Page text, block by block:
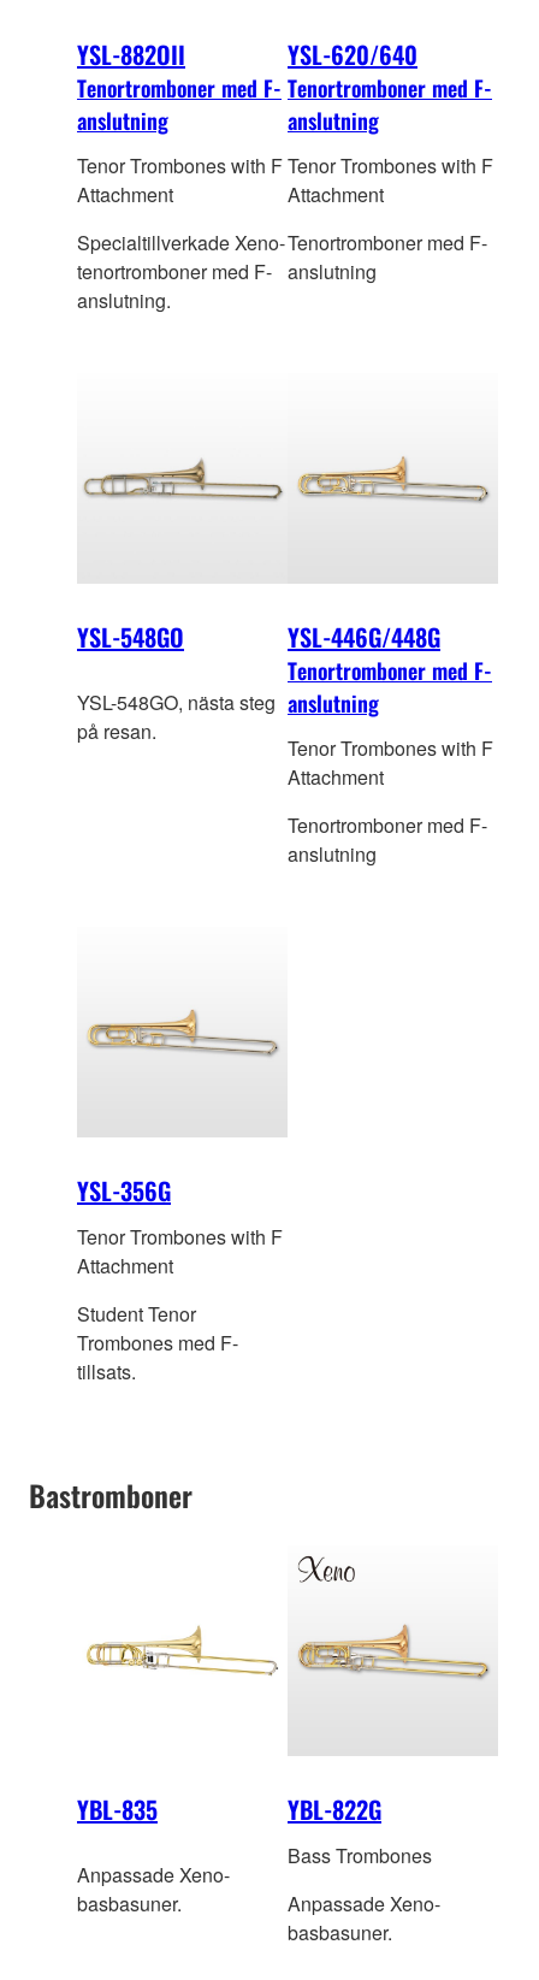
YSL-882OII
Tenortromboner med F-
anslutning
Tenor Trombones with F
Attachment
Specialtillverkade Xeno-
tenortromboner med F-
anslutning.
YSL-620/640
Tenortromboner med F-
anslutning
Tenor Trombones with F
Attachment
Tenortromboner med F-
anslutning
YSL-548GO
YSL-548GO, nästa steg
på resan.
YSL-446G/448G
Tenortromboner med F-
anslutning
Tenor Trombones with F
Attachment
Tenortromboner med F-
anslutning
YSL-356G
Tenor Trombones with F
Attachment
Student Tenor
Trombones med F-
tillsats.
Bastromboner
YBL-835
Anpassade Xeno-
basbasuner.
YBL-822G
Bass Trombones
Anpassade Xeno-
basbasuner.